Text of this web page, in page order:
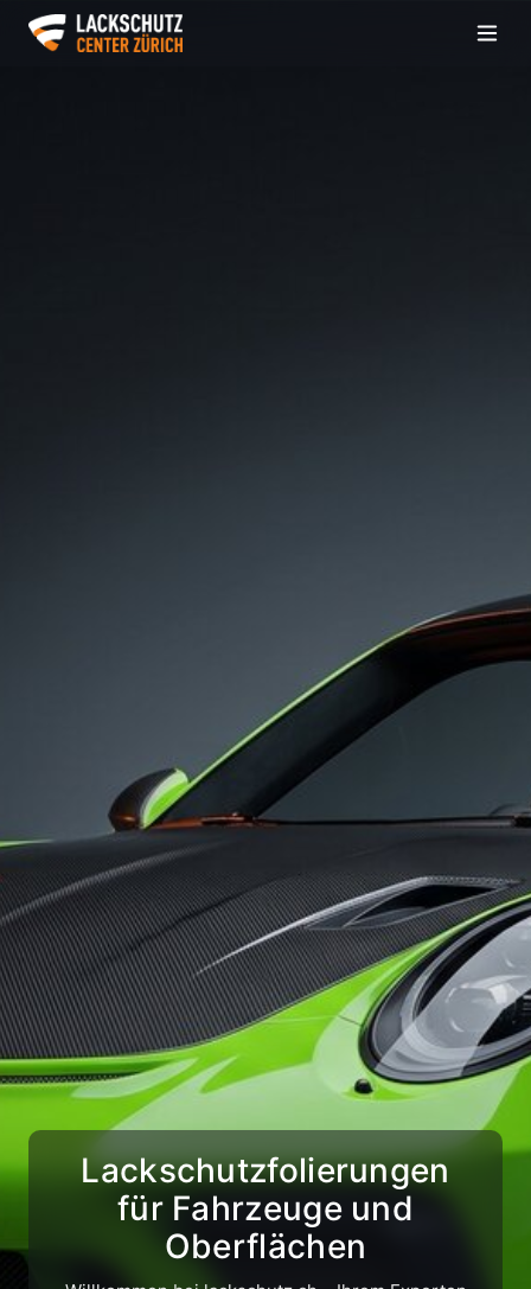
Lackschutzfolierungen
für Fahrzeuge und
Oberflächen